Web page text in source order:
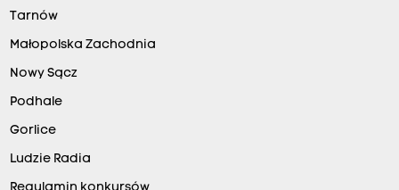
Tarnów
Małopolska Zachodnia
Nowy Sącz
Podhale
Gorlice
Ludzie Radia